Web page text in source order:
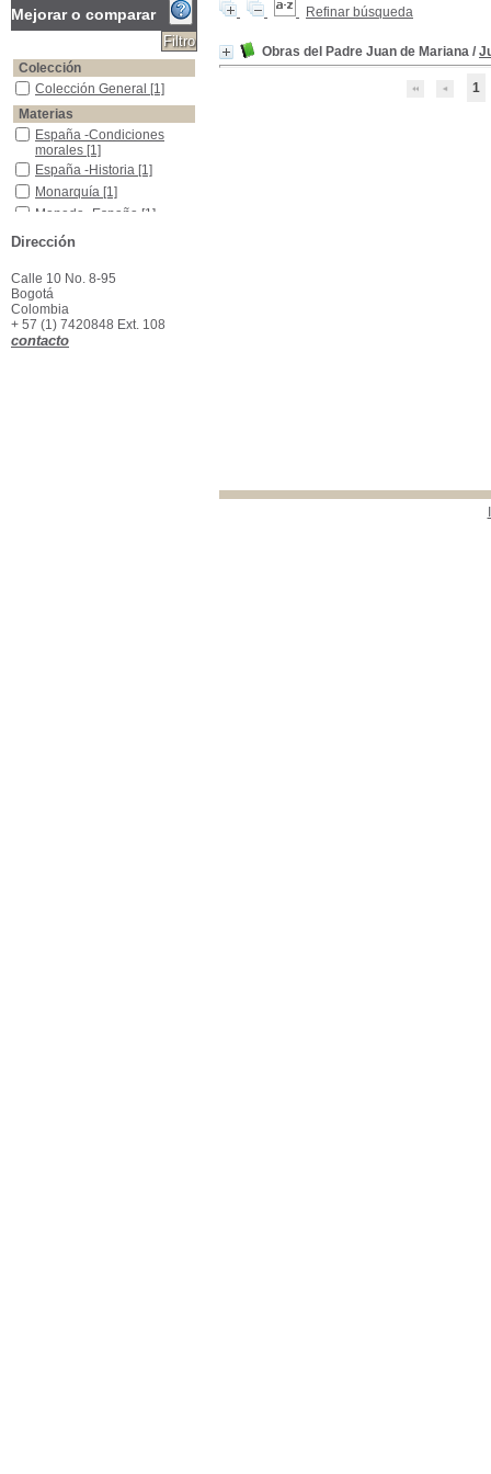
Refinar búsqueda
Obras del Padre Juan de Mariana /
1
Mejorar o comparar
Colección
Colección General
Colección General [1]
Materias
España -Condiciones morales
España -Condiciones
morales [1]
España -Historia
España -Historia [1]
Monarquía
Monarquía [1]
Moneda -España
Moneda -España [1]
Teatro español -Siglo XVII
Teatro español -Siglo XVII
[1]
Dirección
Calle 10 No. 8-95
Bogotá
Colombia
+ 57 (1) 7420848 Ext. 108
contacto